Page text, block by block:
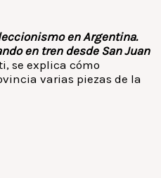
en Argentina.
en tren desde San Juan
se explica cómo
varias piezas de la